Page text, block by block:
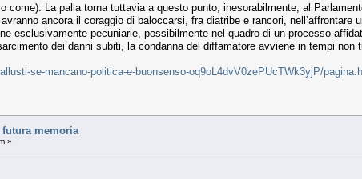
come). La palla torna tuttavia a questo punto, inesorabilmente, al
ancora il coraggio di baloccarsi, fra diatribe e rancori, nell’affrontare
esclusivamente pecuniarie, possibilmente nel quadro di un processo
dei danni subiti, la condanna del diffamatore avviene in tempi non
se-mancano-politica-e-buonsenso-oq9oL4dvV0zePUcTWk3yjP/
futura memoria
»